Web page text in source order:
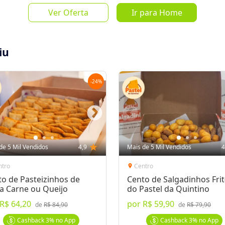
Ver Oferta Ir para Home
Salvar Oferta favorite_border
Inscrever-se
Anote o número do voucher e
Mais de
-24%
5 Mil Vendidos 4,9 star
de Pasteizinhos de
Carne ou Queijo
R$ 64,20 deR$ 84,90
Cashback3%no App
Mais de 5 Mil Vendidos
location_on Centro
Cento de Salgadinhos
do Pastel da Quintino
por R$ 59,90 deR$ 79,90
Cashback3%no App